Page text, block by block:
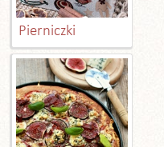
Pierniczki